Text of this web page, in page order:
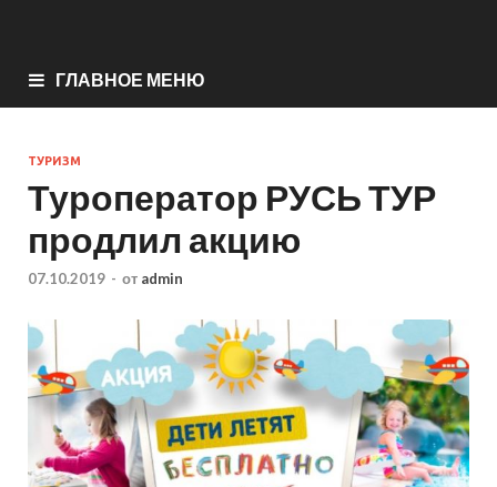
ГЛАВНОЕ МЕНЮ
ТУРИЗМ
Туроператор РУСЬ ТУР
продлил акцию
07.10.2019 - от admin